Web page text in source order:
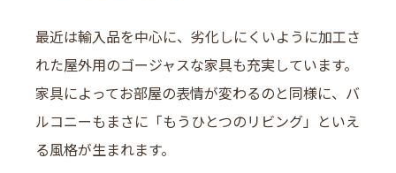
最近は輸入品を中心に、劣化しにくいように加工さ
れた屋外用のゴージャスな家具も充実しています。
家具によってお部屋の表情が変わるのと同様に、バ
ルコニーもまさに「もうひとつのリビング」といえ
る風格が生まれます。